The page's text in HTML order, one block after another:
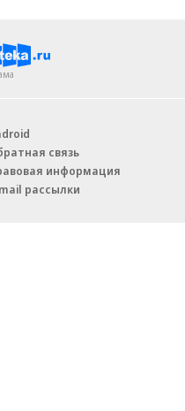
07.08.2026
В ДОМ.РФ рассказали, как
крупным компаниям
реализовывать ESG-стратегию